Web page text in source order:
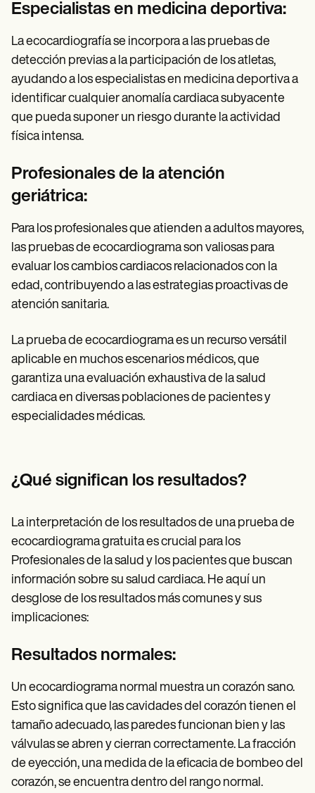
Especialistas en medicina deportiva:
La ecocardiografía se incorpora a las pruebas de
detección previas a la participación de los atletas,
ayudando a los especialistas en medicina deportiva a
identificar cualquier anomalía cardiaca subyacente
que pueda suponer un riesgo durante la actividad
física intensa.
Profesionales de la atención
geriátrica:
Para los profesionales que atienden a adultos mayores,
las pruebas de ecocardiograma son valiosas para
evaluar los cambios cardiacos relacionados con la
edad, contribuyendo a las estrategias proactivas de
atención sanitaria.
La prueba de ecocardiograma es un recurso versátil
aplicable en muchos escenarios médicos, que
garantiza una evaluación exhaustiva de la salud
cardiaca en diversas poblaciones de pacientes y
especialidades médicas.
¿Qué significan los resultados?
La interpretación de los resultados de una prueba de
ecocardiograma gratuita es crucial para los
Profesionales de la salud y los pacientes que buscan
información sobre su salud cardiaca. He aquí un
desglose de los resultados más comunes y sus
implicaciones:
Resultados normales:
Un ecocardiograma normal muestra un corazón sano.
Esto significa que las cavidades del corazón tienen el
tamaño adecuado, las paredes funcionan bien y las
válvulas se abren y cierran correctamente. La fracción
de eyección, una medida de la eficacia de bombeo del
corazón, se encuentra dentro del rango normal.